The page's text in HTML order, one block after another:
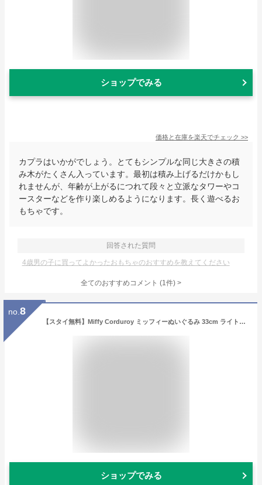
ショップでみる
価格と在庫を楽天でチェック >>
カプラはいかがでしょう。とてもシンプルな同じ大きさの積
み木がたくさん入っています。最初は積み上げるだけかもし
れませんが、年齢が上がるにつれて段々と立派なタワーやコ
ースターなどを作り楽しめるようになります。長く遊べるお
もちゃです。
回答された質問
4歳男の子に買ってよかったおもちゃのおすすめを教えてください
全てのおすすめコメント (1件) >
no. 8
【スタイ無料】Miffy Corduroy ミッフィーぬいぐるみ 33cm ライトストーン（オリジナル 出産祝い 誕生日 ハーフバースデー メモリアル クリスマス ベビーギフト プレゼント 贈り物 人気 かわいい スタイ 特典 無料プレゼント 0歳 1歳 2歳 3歳）
ショップでみる